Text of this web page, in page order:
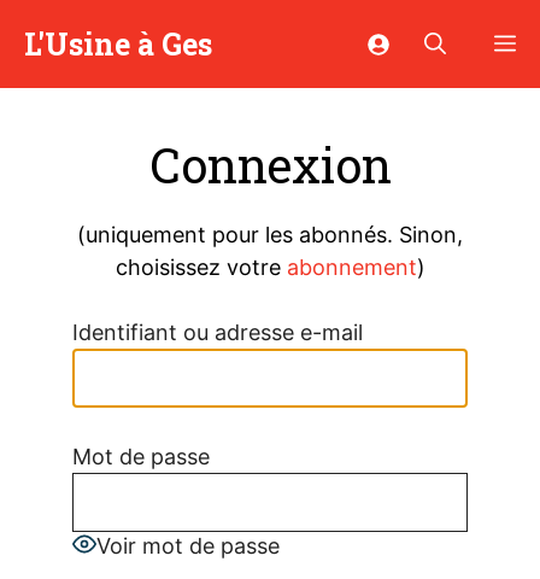
L'Usine à Ges
Connexion
(uniquement pour les abonnés. Sinon,
choisissez votre abonnement)
Identifiant ou adresse e-mail
Mot de passe
Voir mot de passe